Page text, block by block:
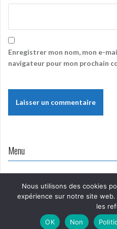
Enregistrer mon nom, mon e-
navigateur pour mon prochain
Menu
Proudly powered by WordPress|
JustFreeThemes.
Nous utilisons des cookies
expérience sur notre site
les
OK
Non